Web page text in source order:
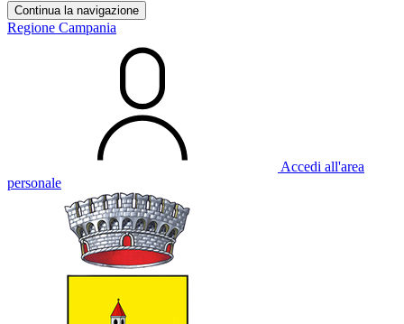
Continua la navigazione
Regione Campania
Accedi all'area
personale